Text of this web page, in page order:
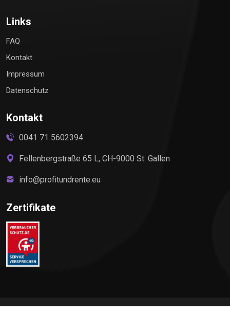
Links
FAQ
Kontakt
Impressum
Datenschutz
Kontakt
0041 71 5602394
Fellenbergstraße 65 L, CH-9000 St. Gallen
info@profitundrente.eu
Zertifikate